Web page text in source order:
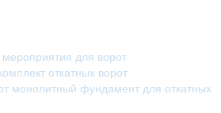
для ворот
откатных ворот
монолитный фундамент для откатных